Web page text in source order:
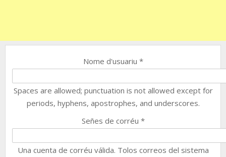
Nome d'usuariu *
Spaces are allowed; punctuation is not allowed except for
periods, hyphens, apostrophes, and underscores.
Señes de corréu *
Una cuenta de corréu válida. Tolos correos del sistema